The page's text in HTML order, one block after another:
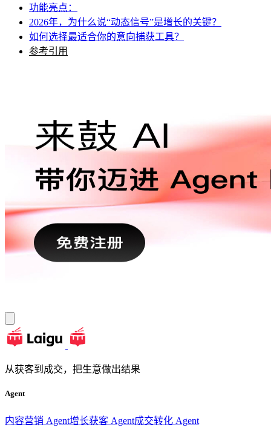
功能亮点：
2026年，为什么说“动态信号”是增长的关键？
如何选择最适合你的意向捕获工具？
参考引用
从获客到成交，把生意做出结果
Agent
内容营销 Agent增长获客 Agent成交转化 Agent